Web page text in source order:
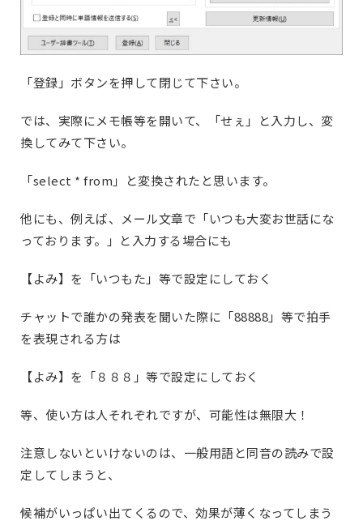
「登録」ボタンを押して閉じて下さい。
では、実際にメモ帳等を開いて、「せぇ」と入力し、変
換してみて下さい。
「select * from」と変換されたと思います。
他にも、例えば、メール文章で「いつも大変お世話にな
っております。」と入力する場合にも
【よみ】を「いつもた」等で設定にしておく
チャットで誰かの発表を聞いた際に「88888」等で拍手
を表現される方は
【よみ】を「８８８」等で設定にしておく
等、使い方は人それぞれですが、可能性は無限大！
注意しないといけないのは、一般用語と同音の読みで設
定してしまうと、
候補がいっぱい出てくるので、効果が薄くなってしまう